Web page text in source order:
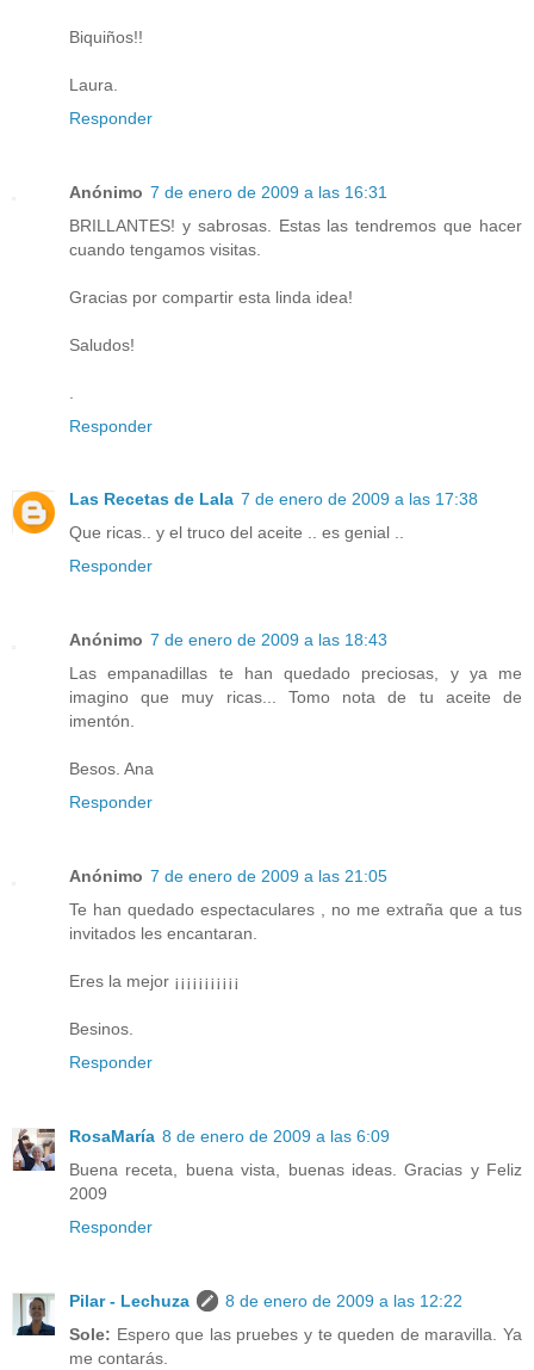
Biquiños!!
Laura.
Responder
Anónimo 7 de enero de 2009 a las 16:31
BRILLANTES! y sabrosas. Estas las tendremos que hacer
cuando tengamos visitas.
Gracias por compartir esta linda idea!
Saludos!
Responder
Las Recetas de Lala 7 de enero de 2009 a las 17:38
Que ricas.. y el truco del aceite .. es genial ..
Responder
Anónimo 7 de enero de 2009 a las 18:43
Las empanadillas te han quedado preciosas, y ya me
imagino que muy ricas... Tomo nota de tu aceite de
imentón.
Besos. Ana
Responder
Anónimo 7 de enero de 2009 a las 21:05
Te han quedado espectaculares , no me extraña que a tus
invitados les encantaran.
Eres la mejor ¡¡¡¡¡¡¡¡¡¡¡
Besinos.
Responder
RosaMaría 8 de enero de 2009 a las 6:09
Buena receta, buena vista, buenas ideas. Gracias y Feliz
2009
Responder
Pilar - Lechuza
8 de enero de 2009 a las 12:22
Sole: Espero que las pruebes y te queden de maravilla. Ya
me contarás.